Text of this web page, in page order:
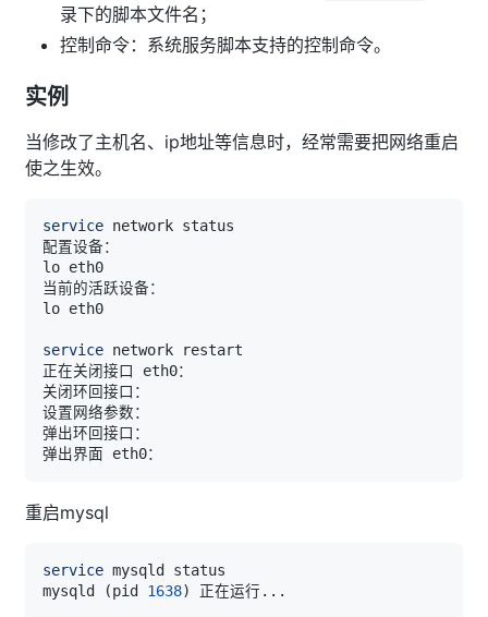
录下的脚本文件名；
控制命令：系统服务脚本支持的控制命令。
实例
当修改了主机名、ip地址等信息时，经常需要把网络重启
使之生效。
service
service
正在关闭接口
关闭环回接口
设置网络参数
弹出环回接口
弹出界面 eth0
重启mysql
service
mysqld
(pid 1638) 正在运行 ..